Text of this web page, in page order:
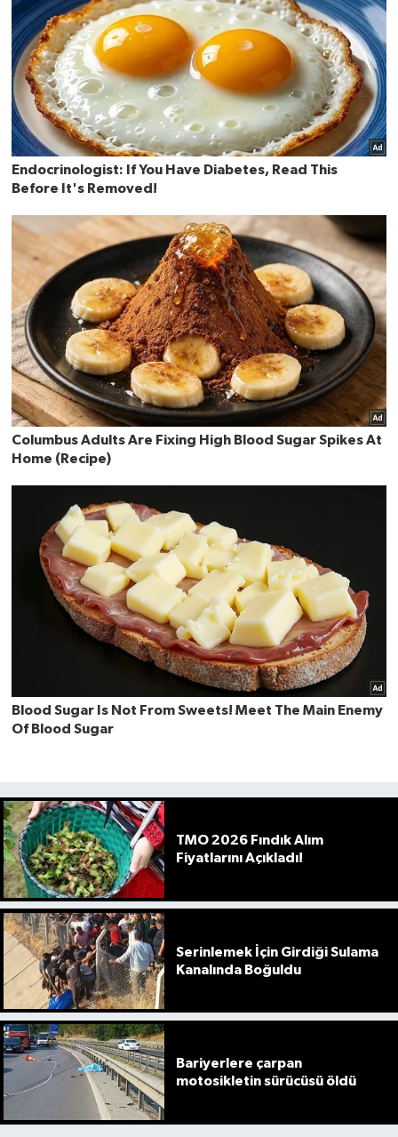
TMO 2026 Fındık Alım
Fiyatlarını Açıkladı!
Serinlemek İçin Girdiği Sulama
Kanalında Boğuldu
Bariyerlere çarpan
motosikletin sürücüsü öldü